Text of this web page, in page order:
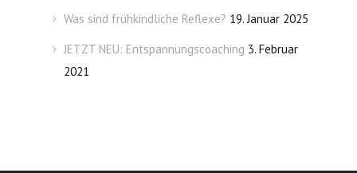
Was sind frühkindliche Reflexe? 19. Januar 2025
JETZT NEU: Entspannungscoaching 3. Februar
2021